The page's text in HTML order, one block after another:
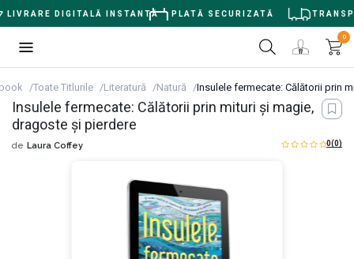
DIGITALĂ INSTANTĂ PLATĂ SECURIZATĂ
0
Toate Titlurile Literatură Natură Insulele fermecate: Călătorii prin
Insulele fermecate: Călătorii prin mituri și magie,
dragoste și pierdere
de Laura Coffey 0(0)